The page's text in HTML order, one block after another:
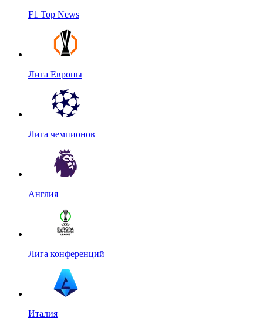
F1 Top News
Лига Европы
Лига чемпионов
Англия
Лига конференций
Италия